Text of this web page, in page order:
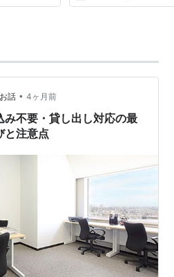
話 • 4ヶ月前
み不要・貸し出し対応の最
と注意点